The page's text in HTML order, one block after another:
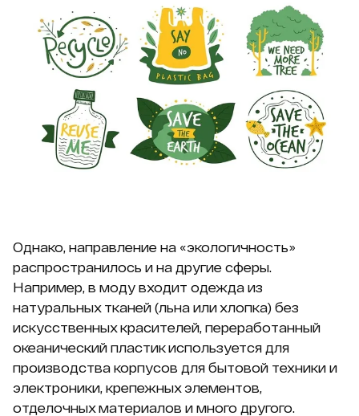
Однако, направление на «экологичность»
распространилось и на другие сферы.
Например, в моду входит одежда из
натуральных тканей (льна или хлопка) без
искусственных красителей, переработанный
океанический пластик используется для
производства корпусов для бытовой техники и
электроники, крепежных элементов,
отделочных материалов и много другого.